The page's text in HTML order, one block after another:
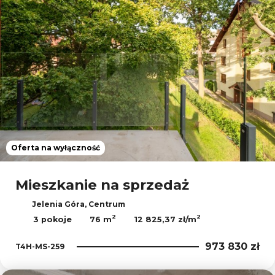
Oferta na wyłączność
Mieszkanie na sprzedaż
Jelenia Góra, Centrum
3 pokoje
76 m2 12 825,37 zł/m2
T4H-MS-259 973 830 zł